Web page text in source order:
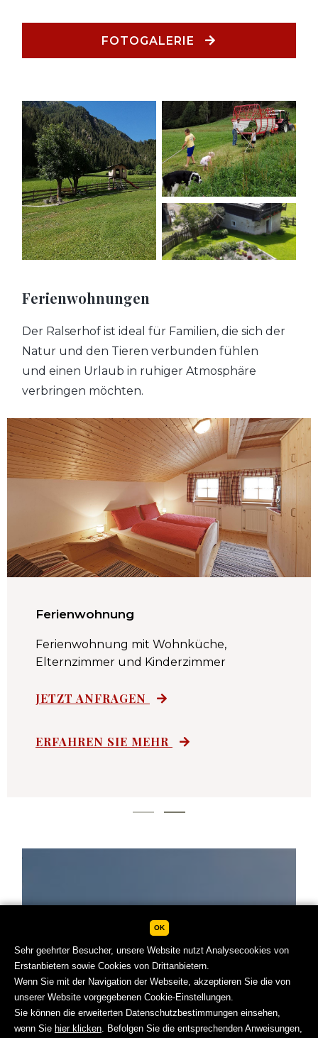
FOTOGALERIE
Ferienwohnungen
Der Ralserhof ist ideal für Familien, die sich der
Natur und den Tieren verbunden fühlen
und einen Urlaub in ruhiger Atmosphäre
verbringen möchten.
Ferienwohnung
Ferienwohnung mit Wohnküche,
Elternzimmer und Kinderzimmer
JETZT ANFRAGEN
ERFAHREN SIE MEHR
OK
Sehr geehrter Besucher, unsere Website nutzt Analysecookies von
Erstanbietern sowie Cookies von Drittanbietern.
Wenn Sie mit der Navigation der Webseite, akzeptieren Sie die von
unserer Website vorgegebenen Cookie-Einstellungen.
Sie können die erweiterten Datenschutzbestimmungen einsehen,
wenn Sie hier klicken. Befolgen Sie die entsprechenden Anweisungen,